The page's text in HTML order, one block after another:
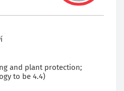
and plant protection;
to be 4.4)